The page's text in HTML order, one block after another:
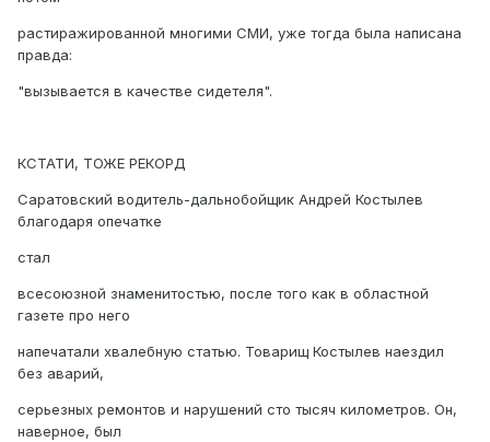
растиражированной многими СМИ, уже тогда была написана
правда:
"вызывается в качестве сидетеля".
КСТАТИ, ТОЖЕ РЕКОРД
Саратовский водитель-дальнобойщик Андрей Костылев
благодаря опечатке
стал
всесоюзной знаменитостью, после того как в областной
газете про него
напечатали хвалебную статью. Товарищ Костылев наездил
без аварий,
серьезных ремонтов и нарушений сто тысяч километров. Он,
наверное, был